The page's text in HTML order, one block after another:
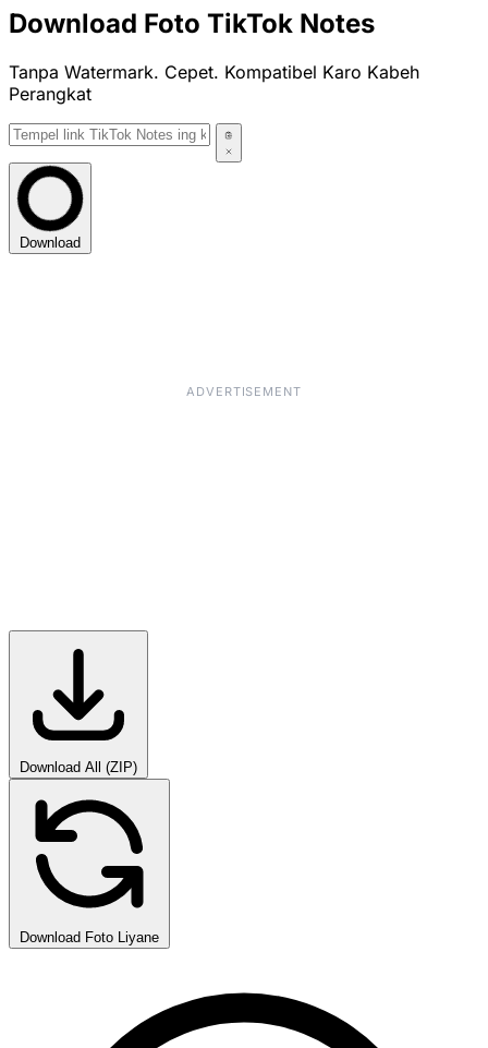
Download Foto TikTok Notes
Tanpa Watermark. Cepet. Kompatibel Karo Kabeh
Perangkat
Download
ADVERTISEMENT
Download All (ZIP)
Download Foto Liyane